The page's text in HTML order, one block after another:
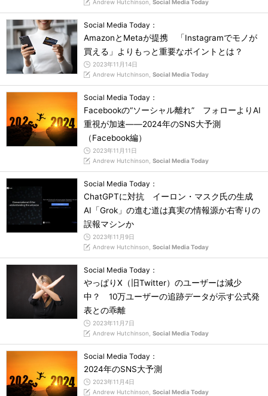
Andrew Hutchinson, Social Media Today
Social Media Today：
AmazonとMetaが提携 「Instagramでモノが
買える」よりもっと重要なポイントとは？
2023年11月14日
Andrew Hutchinson, Social Media Today
Social Media Today：
Facebookの“ソーシャル離れ” フォローよりAI
重視が加速――2024年のSNS大予測
（Facebook編）
2023年11月11日
Andrew Hutchinson, Social Media Today
Social Media Today：
ChatGPTに対抗 イーロン・マスク氏の生成
AI「Grok」の進む道は真実の情報源か右寄りの
誤報マシンか
2023年11月9日
Andrew Hutchinson, Social Media Today
Social Media Today：
やっぱりX（旧Twitter）のユーザーは減少
中？ 10万ユーザーの追跡データが示す公式発
表との乖離
2023年11月7日
Andrew Hutchinson, Social Media Today
Social Media Today：
2024年のSNS大予測
2023年11月4日
Andrew Hutchinson, Social Media Today